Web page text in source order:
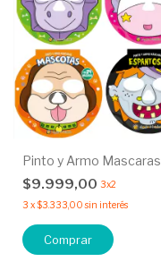
Pinto y Armo Mascaras
$9.999,00 3x2
3 x$3.333,00 sin interés
Comprar